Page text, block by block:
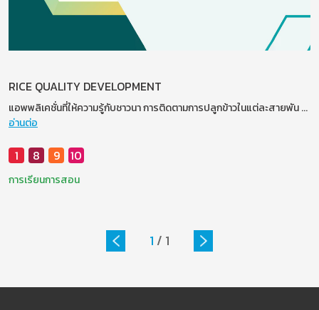
RICE QUALITY DEVELOPMENT
แอพพลิเคชั่นที่ให้ความรู้กับชาวนา การติดตามการปลูกข้าวในแต่ละสายพัน...
อ่านต่อ
1 8 9 10
การเรียนการสอน
1 / 1